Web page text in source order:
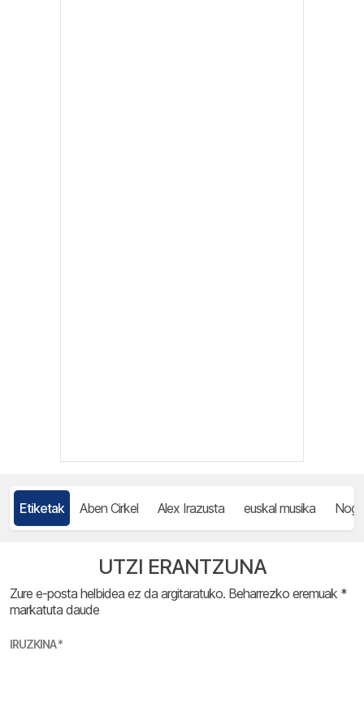
Etiketak Aben Cirkel Alex Irazusta euskal musika
UTZI ERANTZUNA
Zure e-posta helbidea ez da argitaratuko. Beharrezko eremuak *
markatuta daude
IRUZKINA*